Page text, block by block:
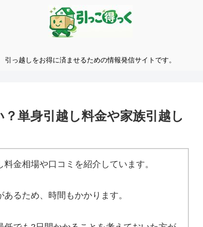
引っ越しをお得に済ませるための情報発信サイトです。
単身引越し料金や家族引越し
金相場や口コミを紹介しています。
るため、時間もかかります。